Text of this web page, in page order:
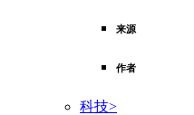
来源
作者
科技>